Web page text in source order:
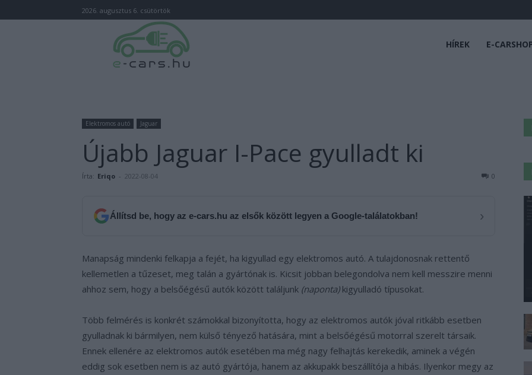
2026. augusztus 6. csütörtök
HÍREK E-
Elektromos autó Jaguar
Újabb Jaguar I-Pace gyulladt ki
Írta: Eriqo - 2022-08-04 0
Állítsd be, hogy az e-cars.hu az elsők között legyen a Google-találatokban! ›
Manapság mindenki felkapja a fejét, ha kigyullad egy elektromos autó. A tulajdonosnak rettentő
kellemetlen a tűzeset, meg talán a gyártónak is. Kicsit jobban belegondolva nem kell messzire menni
ahhoz sem, hogy a belsőégésű autók között találjunk (naponta)kigyulladó típusokat.
Több felmérés is konkrét számokkal bizonyította, hogy az elektromos autók jóval ritkább esetben
gyulladnak ki bármilyen, nem külső tényező hatására, mint a belsőégésű motorral szerelt társaik.
Ennek ellenére az elektromos autók esetében ma még nagy felhajtás kerekedik, aminek a végén
eddig sok esetben nem is az autó gyártója, hanem az akkupakk beszállítója a hibás. Ilyenkor megy az